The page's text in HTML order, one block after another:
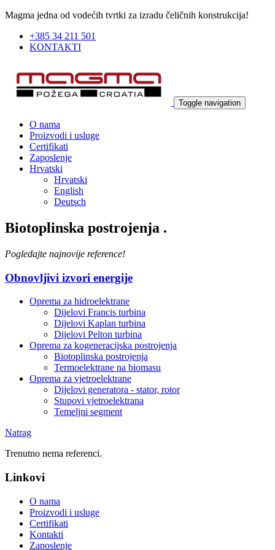
Magma jedna od vodećih tvrtki za izradu čeličnih konstrukcija!
+385 34 211 501
KONTAKTI
Toggle navigation
O nama
Proizvodi i usluge
Certifikati
Zaposlenje
Hrvatski
Hrvatski
English
Deutsch
Biotoplinska postrojenja .
Pogledajte najnovije reference!
Obnovljivi izvori energije
Oprema za hidroelektrane
Dijelovi Francis turbina
Dijelovi Kaplan turbina
Dijelovi Pelton turbina
Oprema za kogeneracijska postrojenja
Biotoplinska postrojenja
Termoelektrane na biomasu
Oprema za vjetroelektrane
Dijelovi generatora - stator, rotor
Stupovi vjetroelektrana
Temeljni segment
Natrag
Trenutno nema referenci.
Linkovi
O nama
Proizvodi i usluge
Certifikati
Kontakti
Zaposlenje